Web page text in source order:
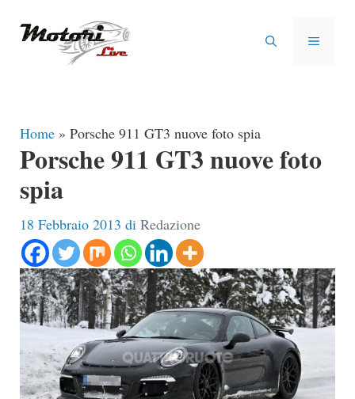
MENU
Home » Porsche 911 GT3 nuove foto spia
Porsche 911 GT3 nuove foto
spia
18 Febbraio 2013 di Redazione